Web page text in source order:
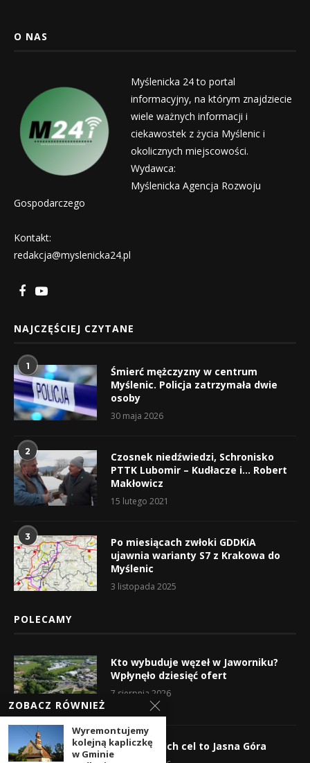
O NAS
Myślenicka 24 to portal
informacyjny, na którym znajdziecie
wiele ważnych informacji i
ciekawostek z życia Myślenic i
okolicznych miejscowości.
Wydawca:
Myślenicka Agencja Rozwoju
Gospodarczego
Kontakt:
redakcja@myslenicka24.pl
NAJCZĘŚCIEJ CZYTANE
1
Śmierć mężczyzny w centrum
Myślenic. Policja zatrzymała dwie
osoby
30 maja 2026
2
Czosnek niedźwiedzi, Schronisko
PTTK Lubomir – Kudłacze i… Robert
Makłowicz
15 lutego 2021
3
Po miesiącach zwłoki GDDKiA
ujawnia warianty S7 z Krakowa do
Myślenic
3 listopada 2025
POLECAMY
Kto wybuduje węzeł w Jaworniku?
Wpłynęło dziesięć ofert
7 sierpnia 2026
Wyruszyli! Ich cel to Jasna Góra
ZOBACZ RÓWNIEŻ
Wyremontujemy
kolejną kapliczkę
w Gminie